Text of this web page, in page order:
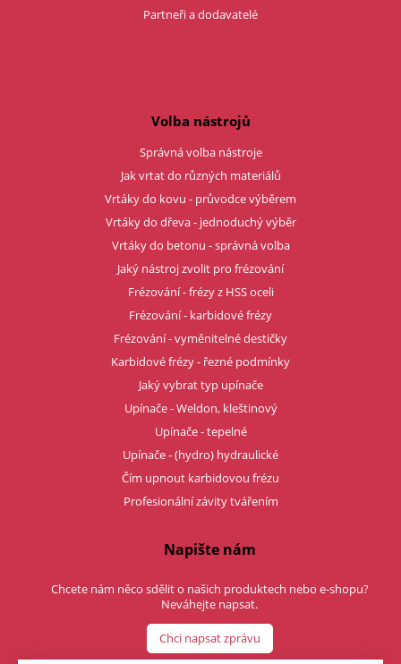
Partneři a dodavatelé
Volba nástrojů
Správná volba nástroje
Jak vrtat do různých materiálů
Vrtáky do kovu - průvodce výběrem
Vrtáky do dřeva - jednoduchý výběr
Vrtáky do betonu - správná volba
Jaký nástroj zvolit pro frézování
Frézování - frézy z HSS oceli
Frézování - karbidové frézy
Frézování - vyměnitelné destičky
Karbidové frézy - řezné podmínky
Jaký vybrat typ upínače
Upínače - Weldon, kleštinový
Upínače - tepelné
Upínače - (hydro) hydraulické
Čím upnout karbidovou frézu
Profesionální závity tvářením
Napište nám
Chcete nám něco sdělit o našich produktech nebo e-shopu?
Neváhejte napsat.
Chci napsat zprávu